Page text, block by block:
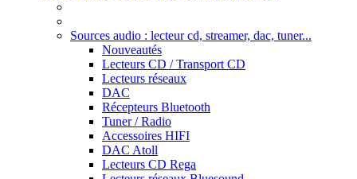
Sources audio : lecteur cd, streamer, dac, tuner...
Nouveautés
Lecteurs CD / Transport CD
Lecteurs réseaux
DAC
Récepteurs Bluetooth
Tuner / Radio
Accessoires HIFI
DAC Atoll
Lecteurs CD Rega